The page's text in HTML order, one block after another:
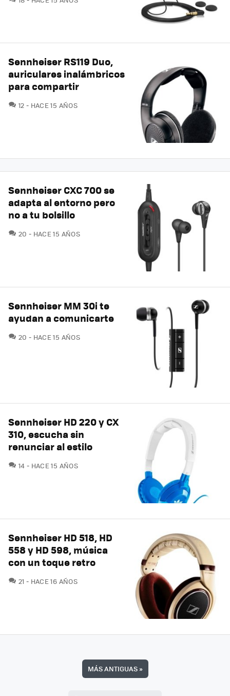
Sennheiser RS119 Duo,
auriculares inalámbricos
para compartir
12 COMENTARIOS
HACE 15 AÑOS
Sennheiser CXC 700 se
adapta al entorno pero
no a tu bolsillo
20 COMENTARIOS
HACE 15 AÑOS
Sennheiser MM 30i te
ayudan a comunicarte
20 COMENTARIOS
HACE 15 AÑOS
Sennheiser HD 220 y CX
310, escucha sin
renunciar al estilo
14 COMENTARIOS
HACE 15 AÑOS
Sennheiser HD 518, HD
558 y HD 598, música
con un toque retro
21 COMENTARIOS
HACE 16 AÑOS
MÁS ANTIGUAS»